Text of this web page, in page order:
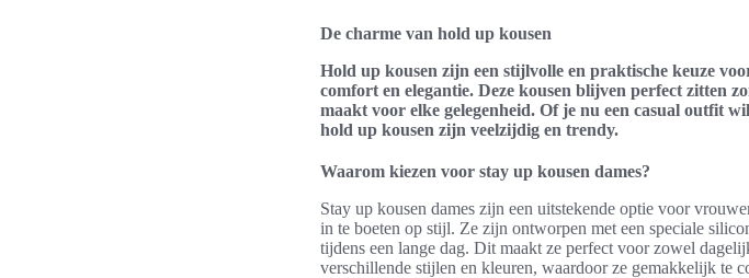
De charme van hold up kousen
Hold up kousen zijn een stijlvolle en praktische keuze
comfort en elegantie. Deze kousen blijven perfect zitten
maakt voor elke gelegenheid. Of je nu een casual outfit
hold up kousen zijn veelzijdig en trendy.
Waarom kiezen voor stay up kousen dames?
Stay up kousen dames zijn een uitstekende optie voor
in te boeten op stijl. Ze zijn ontworpen met een speciale
tijdens een lange dag. Dit maakt ze perfect voor zowel
verschillende stijlen en kleuren, waardoor ze gemakkelijk te